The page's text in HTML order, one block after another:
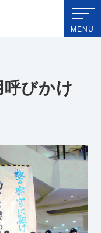
玉新聞社 高校受験ナビ
MENU
びかけ